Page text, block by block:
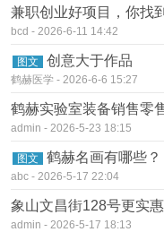
兼职创业好项目，你
bcd - 2026-6-11 14:42
图文 创意大于作品
鹤赫医学 - 2026-6-6 15:27
鹤赫实验室装备销售零
admin - 2026-5-23 18:15
图文 鹤赫名画有哪些？
abc - 2026-5-17 22:04
象山文昌街128号更实
admin - 2026-5-17 18:13